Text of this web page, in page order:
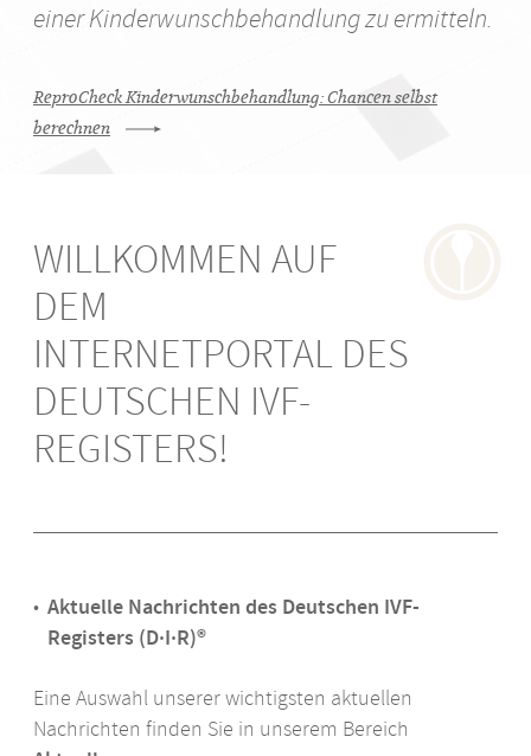
Partner
einer Kinderwunschbehandlung zu ermitteln.
ReproCheck Kinderwunschbehandlung: Chancen selbst
berechnen
WILLKOMMEN AUF
DEM
INTERNETPORTAL DES
DEUTSCHEN IVF-
REGISTERS!
Aktuelle Nachrichten des Deutschen IVF-
Registers (D·I·R)®
Eine Auswahl unserer wichtigsten aktuellen
Nachrichten finden Sie in unserem Bereich